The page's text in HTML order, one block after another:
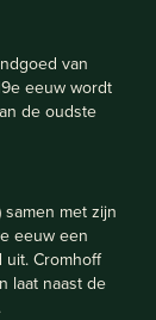
van
eeuw wordt
de oudste
samen met zijn
eeuw een
uit. Cromhoff
laat naast de